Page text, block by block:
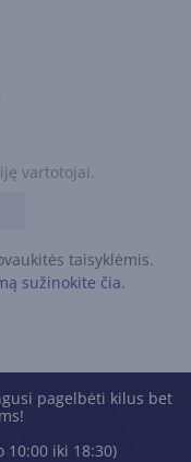
vartotojai.
taisyklėmis.
sužinokite čia.
pagelbėti kilus bet
iki 18:30)